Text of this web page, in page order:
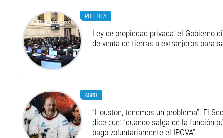
POLÍTICA
Ley de propiedad privada: el Gobierno
de venta de tierras a extranjeros para
AGRO
“Houston, tenemos un problema”. El
dice que: “cuando salga de la función
pago voluntariamente el IPCVA”